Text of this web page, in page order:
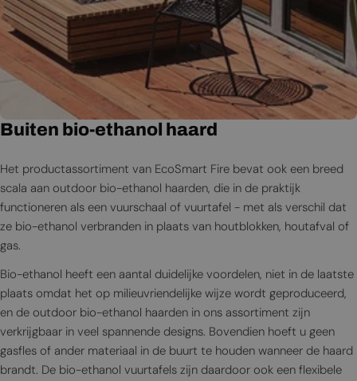
Buiten bio-ethanol haard
Het productassortiment van EcoSmart Fire bevat ook een breed
scala aan outdoor bio-ethanol haarden, die in de praktijk
functioneren als een vuurschaal of vuurtafel - met als verschil dat
ze bio-ethanol verbranden in plaats van houtblokken, houtafval of
gas.
Bio-ethanol heeft een aantal duidelijke voordelen, niet in de laatste
plaats omdat het op milieuvriendelijke wijze wordt geproduceerd,
en de outdoor bio-ethanol haarden in ons assortiment zijn
verkrijgbaar in veel spannende designs. Bovendien hoeft u geen
gasfles of ander materiaal in de buurt te houden wanneer de haard
brandt. De bio-ethanol vuurtafels zijn daardoor ook een flexibele